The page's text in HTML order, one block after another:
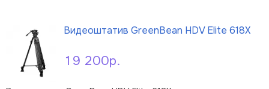
19 200р.
Видеоштатив GreenBean HDV Elite 618X